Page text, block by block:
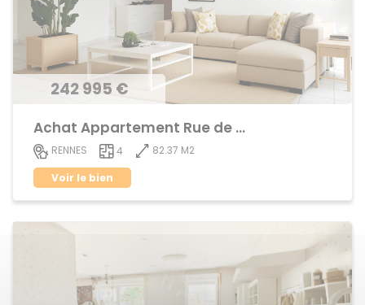
242 995 €
Achat Appartement Rue de Nantes
RENNES 4
82.37 M2
Voir le bien